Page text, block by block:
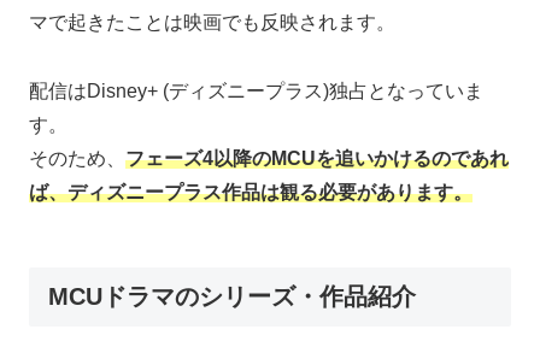
マで起きたことは映画でも反映されます。
配信はDisney+ (ディズニープラス)独占となっていま
す。
そのため、 フェーズ4以降のMCUを追いかけるのであれ
ば、ディズニープラス作品は観る必要があります。
MCUドラマのシリーズ・作品紹介